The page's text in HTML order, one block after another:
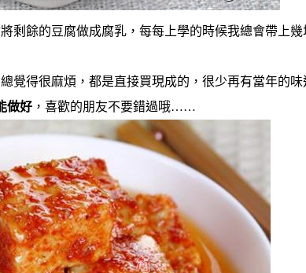
剩餘的豆腐做成腐乳，每每上學的時候我總會帶上
覺得很麻煩，都是直接買現成的，很少再有當年的
做好 ，喜歡的朋友不要錯過哦……